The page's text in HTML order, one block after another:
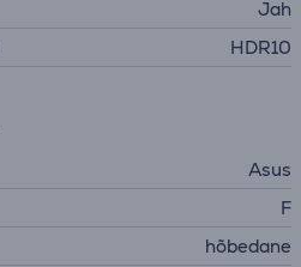
Jah
HDR10
Asus
F
hõbedane